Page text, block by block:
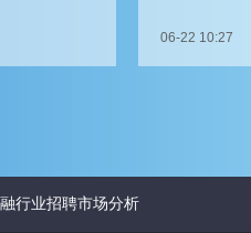
关键人才？
06-22 10:27
行业招聘市场分析